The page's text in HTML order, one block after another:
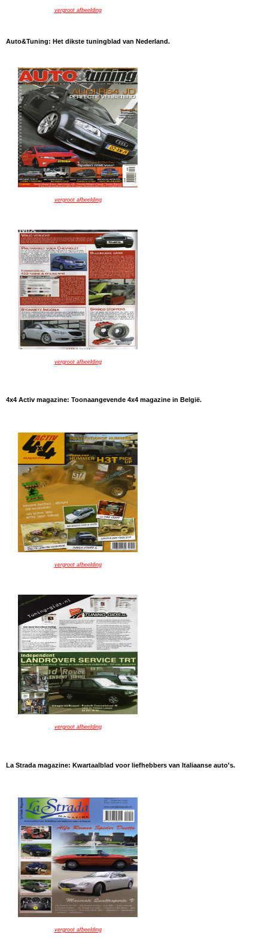
vergroot afbeelding
Auto&Tuning: Het dikste tuningblad van Nederland.
vergroot afbeelding
vergroot afbeelding
4x4 Activ magazine: Toonaangevende 4x4 magazine in België.
vergroot afbeelding
vergroot afbeelding
La Strada magazine: Kwartaalblad voor liefhebbers van Italiaanse auto's.
vergroot afbeelding